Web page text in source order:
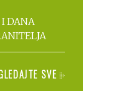
DANA
SVE